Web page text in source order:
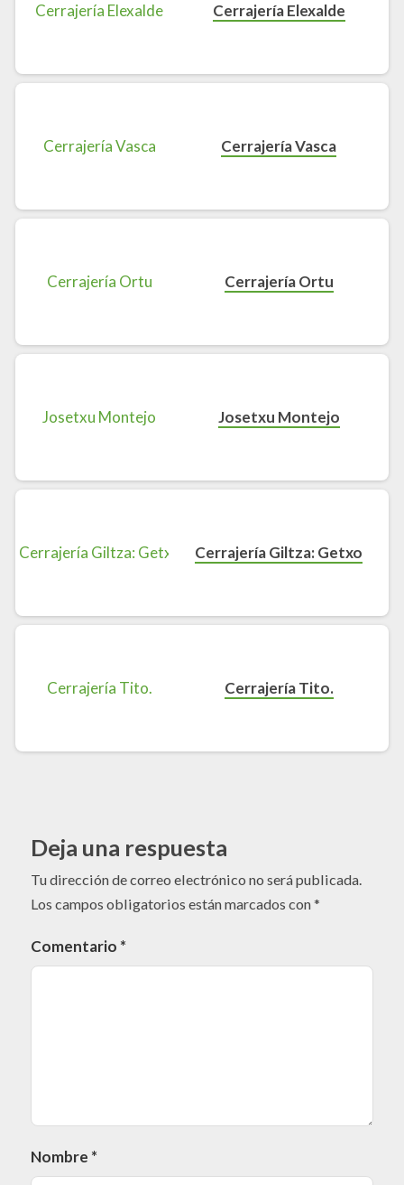
Cerrajería Elexalde
Cerrajería Vasca
Cerrajería Ortu
Josetxu Montejo
Cerrajería Giltza: Getxo
Cerrajería Tito.
Deja una respuesta
Tu dirección de correo electrónico no será publicada.
Los campos obligatorios están marcados con*
Comentario *
Nombre *